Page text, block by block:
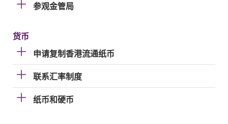
参观金管局
货币
申请复制香港流通纸币
联系汇率制度
纸币和硬币